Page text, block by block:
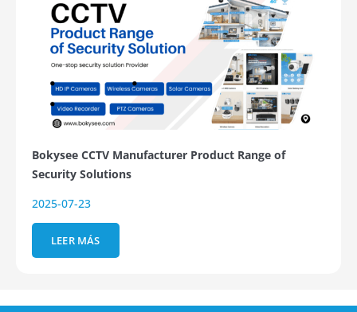
Bokysee CCTV Manufacturer Product Range of
Security Solutions
2025-07-23
LEER MÁS